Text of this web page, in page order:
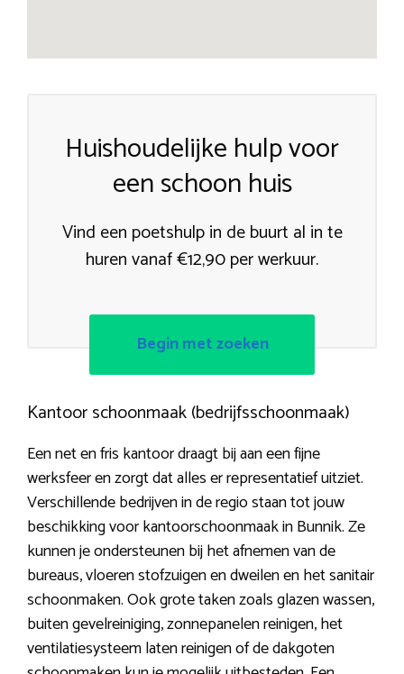
Huishoudelijke hulp voor
een schoon huis
Vind een poetshulp in de buurt al in te
huren vanaf €12,90 per werkuur.
Begin met zoeken
Kantoor schoonmaak (bedrijfsschoonmaak)
Een net en fris kantoor draagt bij aan een fijne
werksfeer en zorgt dat alles er representatief uitziet.
Verschillende bedrijven in de regio staan tot jouw
beschikking voor kantoorschoonmaak in Bunnik. Ze
kunnen je ondersteunen bij het afnemen van de
bureaus, vloeren stofzuigen en dweilen en het sanitair
schoonmaken. Ook grote taken zoals glazen wassen,
buiten gevelreiniging, zonnepanelen reinigen, het
ventilatiesysteem laten reinigen of de dakgoten